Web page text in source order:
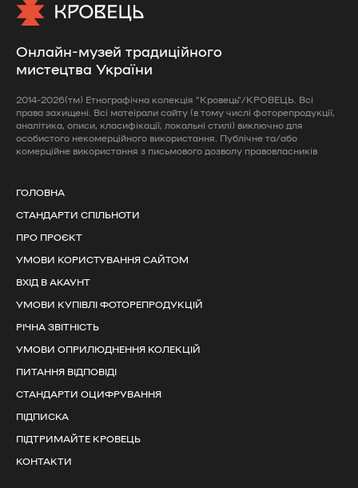
Онлайн-музей традиційного
мистецтва України
2014-2026(тм) Етнографічна колекція "Кровець"/КРОВЕЦЬ. Всі
права захищені. Всі матеірали сайту (в тому числі фоторепродукції,
аналітика, описи, класифікації, локальні стилі) виключно для
особистого некомерційного використання. Публічне та/або
комерційне використання з письмового дозволу правовласників
ГОЛОВНА
СТАНДАРТИ СПІЛЬНОТИ
ПРО ПРОЄКТ
УМОВИ КОРИСТУВАННЯ САЙТОМ
ВХІД В АКАУНТ
УМОВИ КУПІВЛІ ФОТОРЕПРОДУКЦІЙ
РІЧНА ЗВІТНІСТЬ
УМОВИ ОПРИЛЮДНЕННЯ КОЛЕКЦІЙ
ПИТАННЯ ВІДПОВІДІ
СТАНДАРТИ ОЦИФРУВАННЯ
ПІДПИСКА
ПІДТРИМАЙТЕ КРОВЕЦЬ
КОНТАКТИ